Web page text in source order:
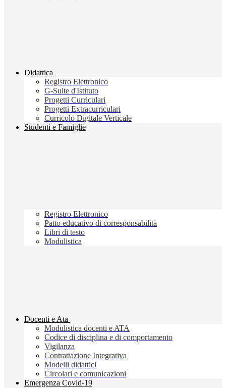
Didattica
Registro Elettronico
G-Suite d'Istituto
Progetti Curriculari
Progetti Extracurriculari
Curricolo Digitale Verticale
Studenti e Famiglie
Registro Elettronico
Patto educativo di corresponsabilità
Libri di testo
Modulistica
Docenti e Ata
Modulistica docenti e ATA
Codice di disciplina e di comportamento
Vigilanza
Contrattazione Integrativa
Modelli didattici
Circolari e comunicazioni
Emergenza Covid-19